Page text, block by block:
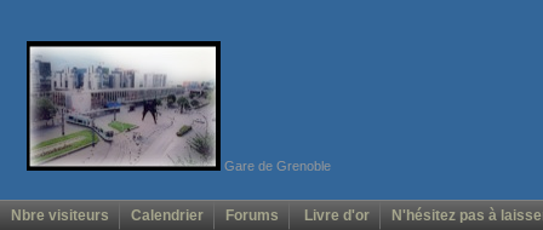
Gare de Grenoble
Nbre visiteurs Calendrier Forums Livre d'or N'hésitez pas à